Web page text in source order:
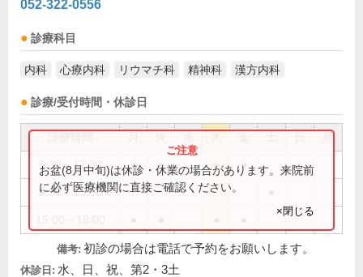
052-322-0556
診療科目
内科 心療内科 リウマチ科 精神科 漢方内科
診療/受付時間・休診日
祝
9:30～12:30 ● ● ● ●
9:30～13:00
お盆(8月中旬)は休診・休業の場合があります。来院前
に必ず医療機関に直接ご確認ください。
×閉じる
備考: 初診の場合は電話で予約をお願いします。
休診日: 水、日、祝、第2・3土